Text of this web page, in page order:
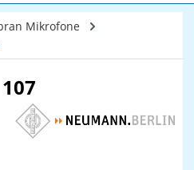
Mikrofone